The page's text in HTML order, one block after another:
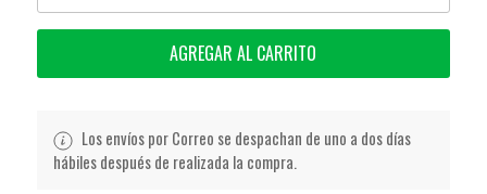
AGREGAR AL CARRITO
Los envíos por Correo se despachan de uno a dos días
hábiles después de realizada la compra.